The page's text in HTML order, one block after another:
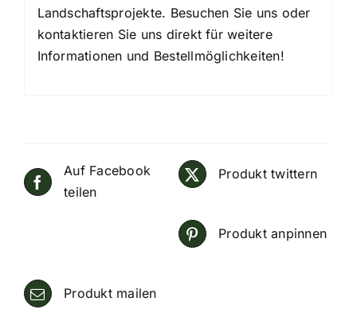
Landschaftsprojekte. Besuchen Sie uns oder
kontaktieren Sie uns direkt für weitere
Informationen und Bestellmöglichkeiten!
Auf Facebook
teilen
Produkt twittern
Produkt anpinnen
Produkt mailen